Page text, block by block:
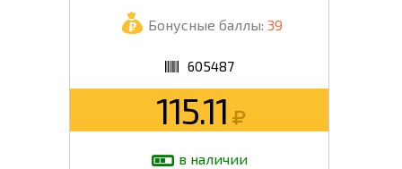
Бонусные баллы: 39
605487
115.11
в наличии